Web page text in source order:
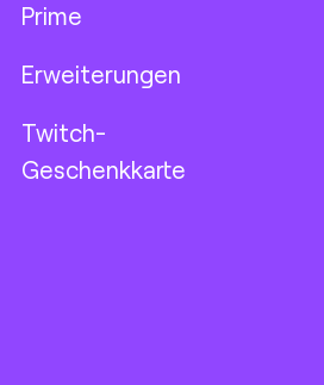
Prime
Erweiterungen
Twitch-
Geschenkkarte